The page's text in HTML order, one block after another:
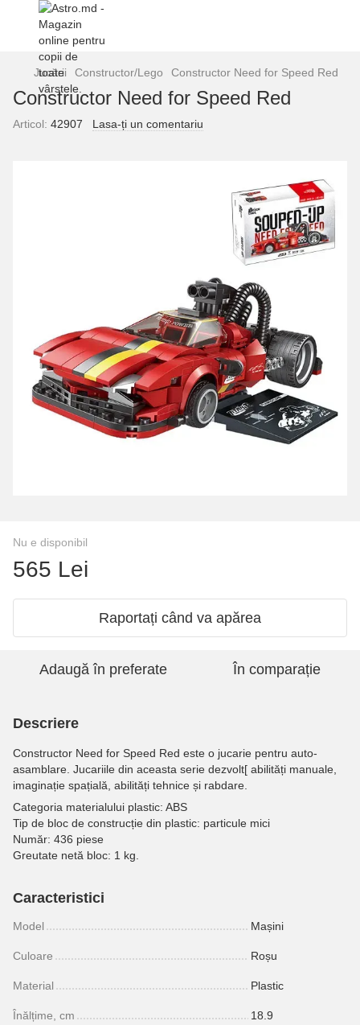
Jucării Constructor/Lego Constructor Need for Speed Red
Constructor Need for Speed Red
Articol: 42907 Lasa-ți un comentariu
Nu e disponibil
565 Lei
Raportați când va apărea
Adaugă în preferate În comparație
Descriere
Constructor Need for Speed Red este o jucarie pentru auto-
asamblare. Jucariile din aceasta serie dezvolt[ abilități manuale,
imaginație spațială, abilități tehnice și rabdare.
Categoria materialului plastic: ABS
Tip de bloc de construcție din plastic: particule mici
Număr: 436 piese
Greutate netă bloc: 1 kg.
Caracteristici
Model Mașini
Culoare Roșu
Material Plastic
Înălțime, cm 18.9